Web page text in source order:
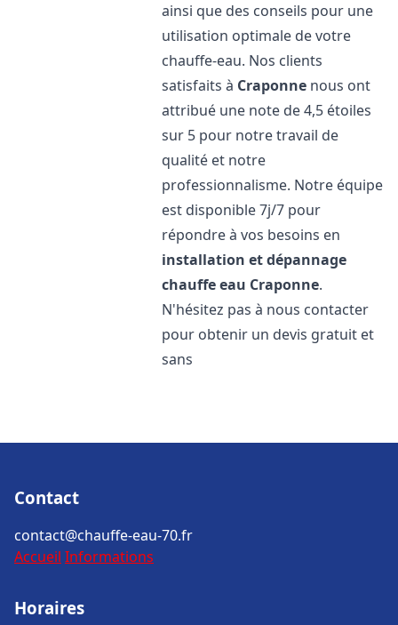
ainsi que des conseils pour une
utilisation optimale de votre
chauffe-eau. Nos clients
satisfaits à Craponne nous ont
attribué une note de 4,5 étoiles
sur 5 pour notre travail de
qualité et notre
professionnalisme. Notre équipe
est disponible 7j/7 pour
répondre à vos besoins en
installation et dépannage
chauffe eau Craponne.
N'hésitez pas à nous contacter
pour obtenir un devis gratuit et
sans
Contact
contact@chauffe-eau-70.fr
Accueil Informations
Horaires